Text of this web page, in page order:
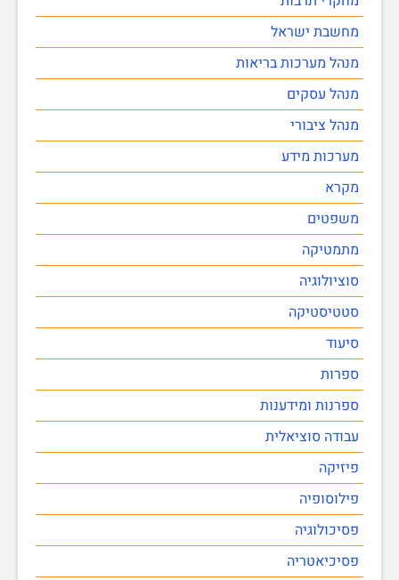
מחשבת ישראל
מנהל מערכות בריאות
מנהל עסקים
מנהל ציבורי
מערכות מידע
מקרא
משפטים
מתמטיקה
סוציולוגיה
סטטיסטיקה
סיעוד
ספרות
ספרנות ומידענות
עבודה סוציאלית
פיזיקה
פילוסופיה
פסיכולוגיה
פסיכיאטריה